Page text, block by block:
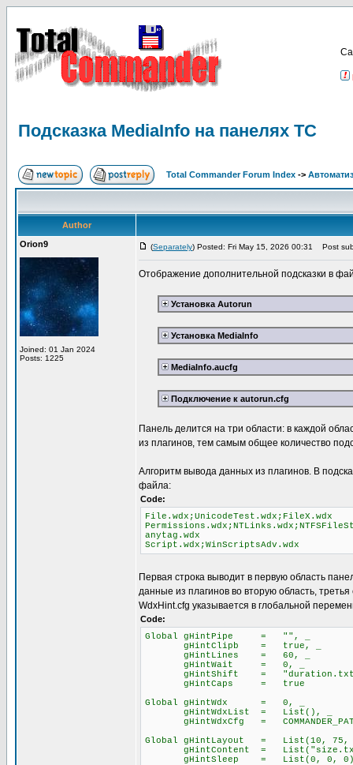
Подсказка MediaInfo на панелях ТС
Total Commander Forum Index ->
Author
Orion9
Joined: 01 Jan 2024
Posts: 1225
(Separately) Posted: Fri May 15, 2026 00:31 Post
Отображение дополнительной подсказки в
Установка Autorun
Установка MediaInfo
MediaInfo.aucfg
Подключение к autorun.cfg
Панель делится на три области: в каждой
из плагинов, тем самым общее количество
Алгоритм вывода данных из плагинов. В
файла:
Code:
File.wdx;UnicodeTest.wdx;FileX.wdx
anytag.wdx
Script.wdx;WinScriptsAdv.wdx
Первая строка выводит в первую область
данные из плагинов во вторую область,
WdxHint.cfg указывается в глобальной
Code:
Global gHintPipe = "", _
gHintClipb = true, _
gHintLines = 60, _
gHintWait = 0, _
gHintShift =
gHintCaps = true
Global gHintWdx = 0, _
gHintWdxList = List(), _
gHintWdxCfg =
Global gHintLayout = List(10, 75,
gHintContent =
gHintSleep = List(0, 0,